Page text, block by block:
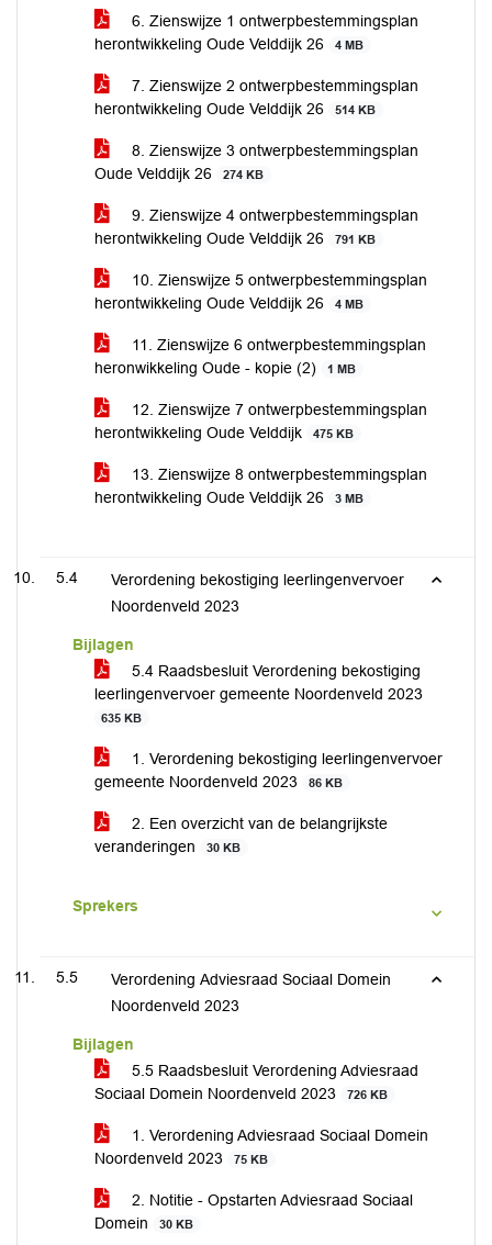
6. Zienswijze 1 ontwerpbestemmingsplan
herontwikkeling Oude Velddijk 26
4 MB
7. Zienswijze 2 ontwerpbestemmingsplan
herontwikkeling Oude Velddijk 26
514 KB
8. Zienswijze 3 ontwerpbestemmingsplan
Oude Velddijk 26
274 KB
9. Zienswijze 4 ontwerpbestemmingsplan
herontwikkeling Oude Velddijk 26
791 KB
10. Zienswijze 5 ontwerpbestemmingsplan
herontwikkeling Oude Velddijk 26
4 MB
11. Zienswijze 6 ontwerpbestemmingsplan
heronwikkeling Oude - kopie (2)
1 MB
12. Zienswijze 7 ontwerpbestemmingsplan
herontwikkeling Oude Velddijk
475 KB
13. Zienswijze 8 ontwerpbestemmingsplan
herontwikkeling Oude Velddijk 26
3 MB
5.4
Verordening bekostiging leerlingenvervoer
Noordenveld 2023
Bijlagen
5.4 Raadsbesluit Verordening bekostiging
leerlingenvervoer gemeente Noordenveld 2023
635 KB
1. Verordening bekostiging leerlingenvervoer
gemeente Noordenveld 2023
86 KB
2. Een overzicht van de belangrijkste
veranderingen
30 KB
Sprekers
5.5
Verordening Adviesraad Sociaal Domein
Noordenveld 2023
Bijlagen
5.5 Raadsbesluit Verordening Adviesraad
Sociaal Domein Noordenveld 2023
726 KB
1. Verordening Adviesraad Sociaal Domein
Noordenveld 2023
75 KB
2. Notitie - Opstarten Adviesraad Sociaal
Domein
30 KB